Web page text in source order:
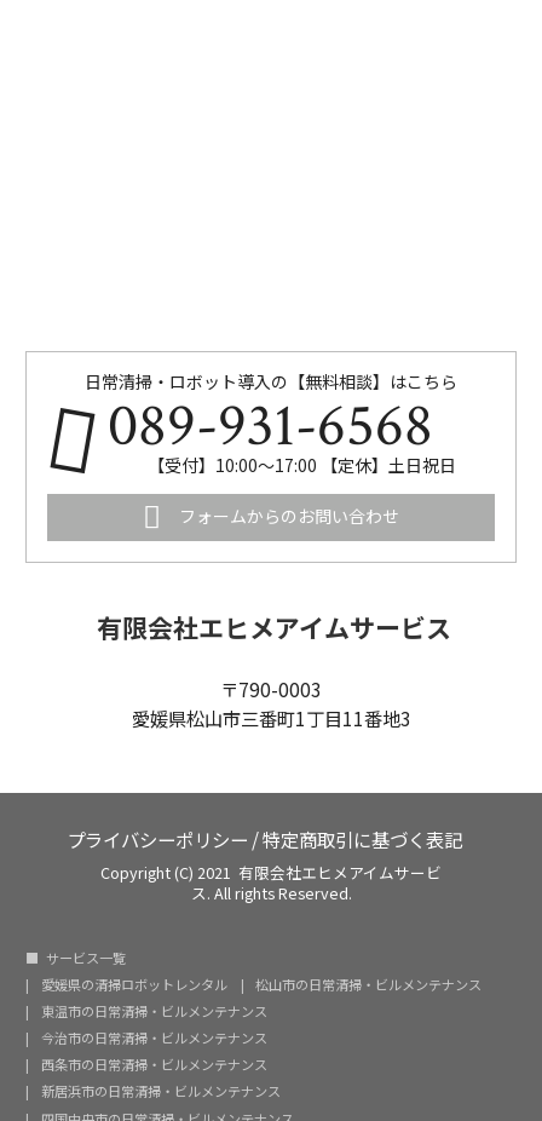
日常清掃・ロボット導入の【無料相談】はこちら
089-931-6568
【受付】10:00～17:00 【定休】土日祝日
フォームからのお問い合わせ
有限会社エヒメアイムサービス
〒790-0003
愛媛県松山市三番町1丁目11番地3
プライバシーポリシー /特定商取引に基づく表記
Copyright (C) 2021 有限会社エヒメアイムサービ
ス. All rights Reserved.
サービス一覧
愛媛県の清掃ロボットレンタル
松山市の日常清掃・ビルメンテナンス
東温市の日常清掃・ビルメンテナンス
今治市の日常清掃・ビルメンテナンス
西条市の日常清掃・ビルメンテナンス
新居浜市の日常清掃・ビルメンテナンス